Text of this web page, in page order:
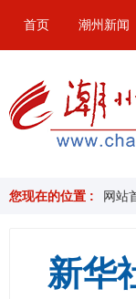
首页 潮州新闻
您现在的位置 : 网站
新华